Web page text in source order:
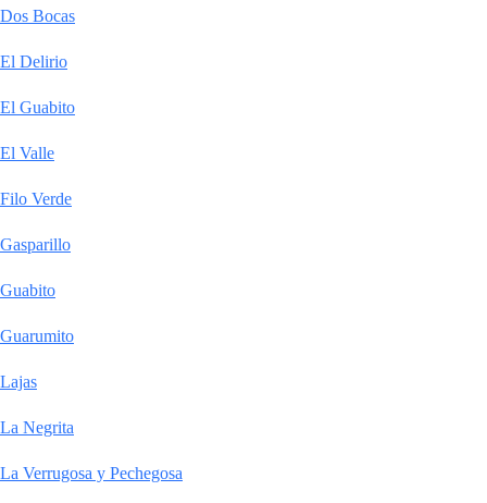
Dos Bocas
El Delirio
El Guabito
El Valle
Filo Verde
Gasparillo
Guabito
Guarumito
Lajas
La Negrita
La Verrugosa y Pechegosa